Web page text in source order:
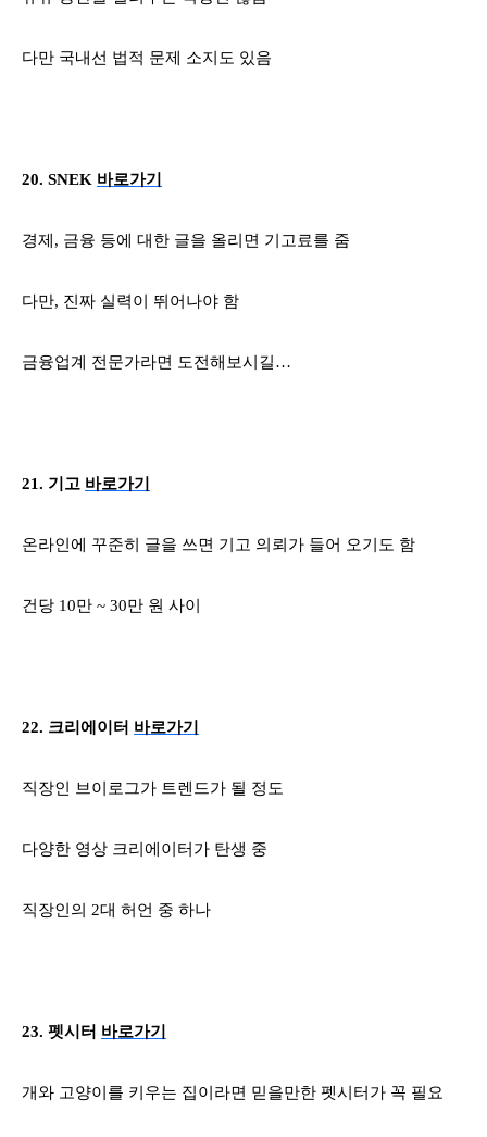
다만 국내선 법적 문제 소지도 있음
20. SNEK 바로가기
경제, 금융 등에 대한 글을 올리면 기고료를 줌
다만, 진짜 실력이 뛰어나야 함
금융업계 전문가라면 도전해보시길…
21. 기고 바로가기
온라인에 꾸준히 글을 쓰면 기고 의뢰가 들어 오기도 함
건당 10만 ~ 30만 원 사이
22. 크리에이터 바로가기
직장인 브이로그가 트렌드가 될 정도
다양한 영상 크리에이터가 탄생 중
직장인의 2대 허언 중 하나
23. 펫시터 바로가기
개와 고양이를 키우는 집이라면 믿을만한 펫시터가 꼭 필요